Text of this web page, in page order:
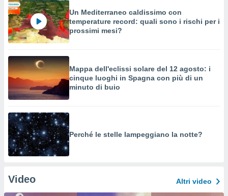
Un Mediterraneo caldissimo con
temperature record: quali sono i rischi per i
prossimi mesi?
Mappa dell'eclissi solare del 12 agosto: i
cinque luoghi in Spagna con più di un
minuto di buio
Perché le stelle lampeggiano la notte?
Video Altri video